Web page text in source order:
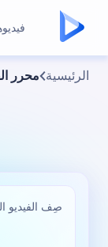
الرئيسية محرر